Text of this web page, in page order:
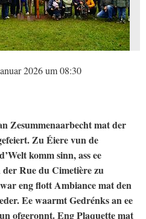
2026 um 08:30
Zesummenaarbecht mat der
Zu Éiere vun de
komm sinn, ass ee
Rue du Cimetière zu
eng flott Ambiance mat den
Ee waarmt Gedrénks an ee
ofgeronnt. Eng Plaquette mat